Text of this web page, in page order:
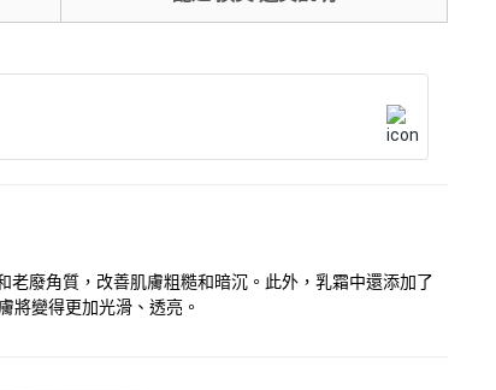
廢角質，改善肌膚粗糙和暗沉。此外，乳霜中還添加了
將變得更加光滑、透亮。